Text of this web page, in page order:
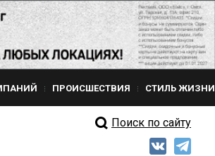
ПРОИСШЕСТВИЯ СТИЛЬ ЖИЗНИ
Поиск по сайту